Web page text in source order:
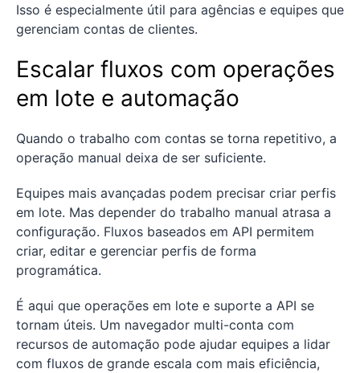
Isso é especialmente útil para agências e equipes que
gerenciam contas de clientes.
Escalar fluxos com operações
em lote e automação
Quando o trabalho com contas se torna repetitivo, a
operação manual deixa de ser suficiente.
Equipes mais avançadas podem precisar criar perfis
em lote. Mas depender do trabalho manual atrasa a
configuração. Fluxos baseados em API permitem
criar, editar e gerenciar perfis de forma
programática.
É aqui que operações em lote e suporte a API se
tornam úteis. Um navegador multi-conta com
recursos de automação pode ajudar equipes a lidar
com fluxos de grande escala com mais eficiência,